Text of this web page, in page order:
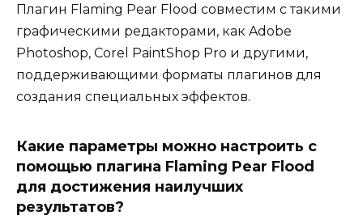
Плагин Flaming Pear Flood совместим с такими
графическими редакторами, как Adobe
Photoshop, Corel PaintShop Pro и другими,
поддерживающими форматы плагинов для
создания специальных эффектов.
Какие параметры можно настроить с
помощью плагина Flaming Pear Flood
для достижения наилучших
результатов?